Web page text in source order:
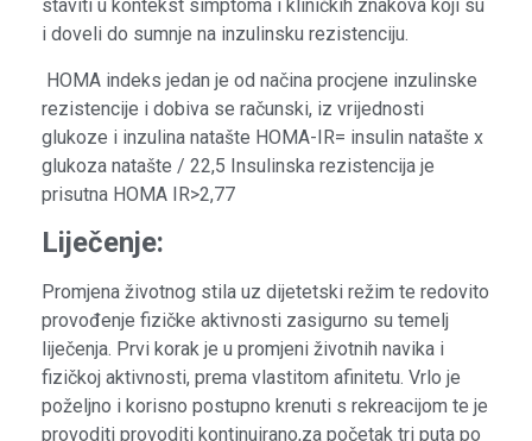
staviti u kontekst simptoma i kliničkih znakova koji su
i doveli do sumnje na inzulinsku rezistenciju.
HOMA indeks jedan je od načina procjene inzulinske
rezistencije i dobiva se računski, iz vrijednosti
glukoze i inzulina natašte HOMA-IR= insulin natašte x
glukoza natašte / 22,5 Insulinska rezistencija je
prisutna HOMA IR>2,77
Liječenje:
Promjena životnog stila uz dijetetski režim te redovito
provođenje fizičke aktivnosti zasigurno su temelj
liječenja. Prvi korak je u promjeni životnih navika i
fizičkoj aktivnosti, prema vlastitom afinitetu. Vrlo je
poželjno i korisno postupno krenuti s rekreacijom te je
provoditi provoditi kontinuirano,za početak tri puta po